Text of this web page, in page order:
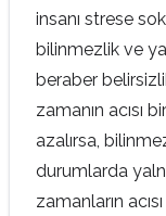
insanı strese
bilinmezlik ve
beraber
zamanın acısı
azalırsa,
durumlarda
zamanların